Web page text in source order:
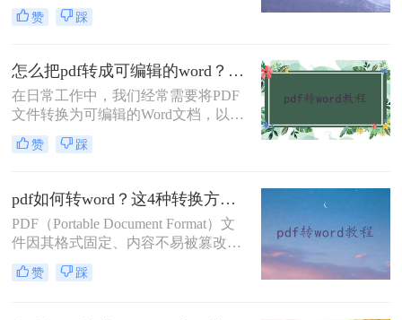
辑和修改。那么电脑pdf怎么转换成
word呢？本文将介绍三种常用的电脑
赞 踩
怎么把pdf转成可编辑的word？建议收藏这五种转换方法！
在日常工作中，我们经常需要将PDF
文件转换为可编辑的Word文档，以便
于修改、编辑和重新排版。然而，由
于PDF文件的特殊性质，直接转换可
题。那么怎么把pdf转成可编辑的word
呢？本文将详细介绍几种将PDF转换
为可编辑Word的方法。
赞 踩
pdf如何转word？这4种转换方法试试！
PDF（Portable Document Format）文
件因其格式固定、内容不易被篡改以
及跨平台兼容性等特性，在日常办公
和学习中得到了广泛应用。然而，在
赞 踩